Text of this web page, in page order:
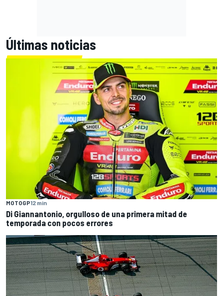
Últimas noticias
MOTOGP12 min
Di Giannantonio, orgulloso de una primera mitad de
temporada con pocos errores